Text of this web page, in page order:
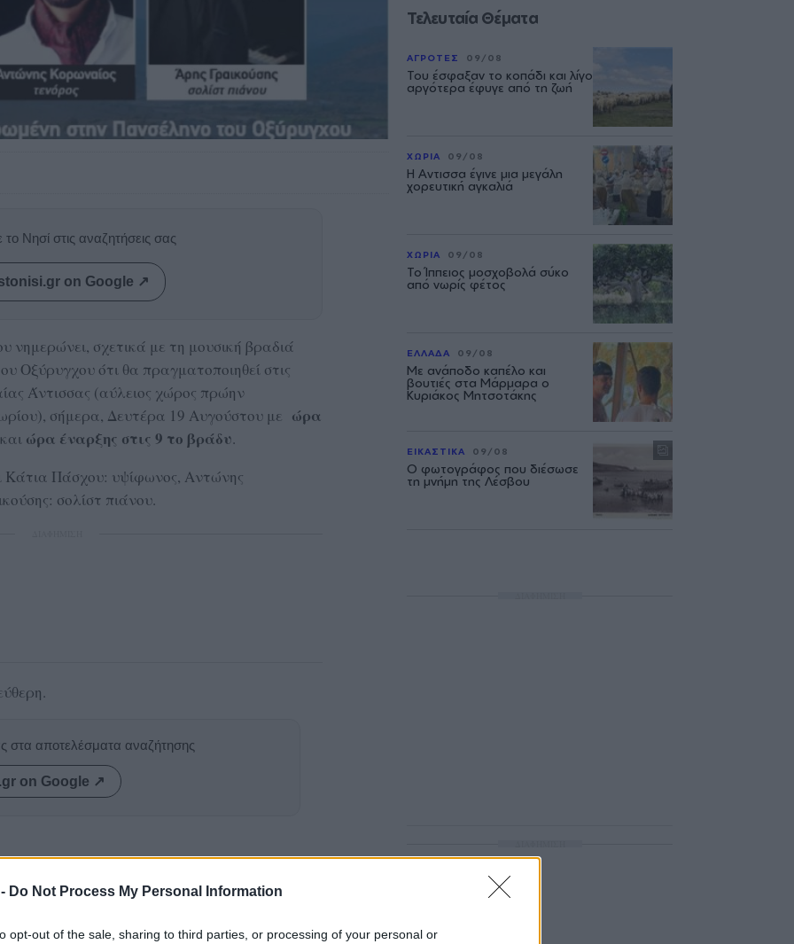
Do Not Process My Personal Information
opt-out of the sale, sharing to third parties, or processing of your personal or
Νησί στις αναζητήσεις σας
on Google ↗
σχετικά με τη μουσική βραδιά
Οξύρυγχου ότι θα πραγματοποιηθεί στις
Άντισσας (αύλειος χώρος πρώην
σήμερα, Δευτέρα 19 Αυγούστου με ώρα
και ώρα έναρξης στις 9 το βράδυ.
Κάτια Πάσχου: υψίφωνος, Αντώνης
σολίστ πιάνου.
στα αποτελέσματα αναζήτησης
on Google ↗
Τελευταία Θέματα
ΑΓΡΟΤΕΣ 09/08
Του έσφαξαν το κοπάδι και λίγο
αργότερα έφυγε από τη ζωή
ΧΩΡΙΑ 09/08
Η Αντισσα έγινε μια μεγάλη
χορευτική αγκαλιά
ΧΩΡΙΑ 09/08
Το Ίππειος μοσχοβολά σύκο
από νωρίς φέτος
ΕΛΛΑΔΑ 09/08
Με ανάποδο καπέλο και
βουτιές στα Μάρμαρα ο
Κυριάκος Μητσοτάκης
ΕΙΚΑΣΤΙΚΑ 09/08
Ο φωτογράφος που διέσωσε
τη μνήμη της Λέσβου